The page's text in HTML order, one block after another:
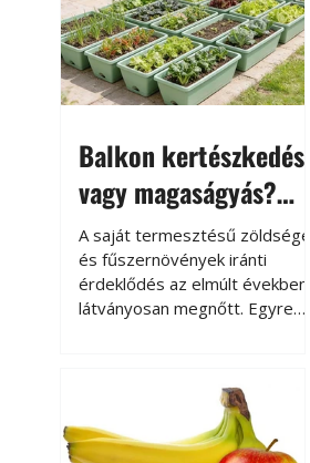
Balkon kertészkedés
vagy magaságyás?
Helytakarékos
kertészkedés
A saját termesztésű zöldségek
és fűszernövények iránti
érdeklődés az elmúlt években
látványosan megnőtt. Egyre
kertészkedés sokak számára
kikapcsolódást és feltöltődést
is jelent.